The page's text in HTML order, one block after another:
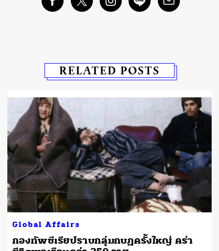
RELATED POSTS
Global Affairs
กองทัพซีเรียปราบกลุ่มกบฏครั้งใหญ่ คร่า